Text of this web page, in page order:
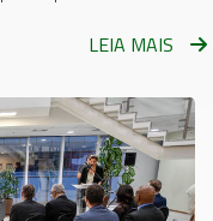
LEIA MAIS